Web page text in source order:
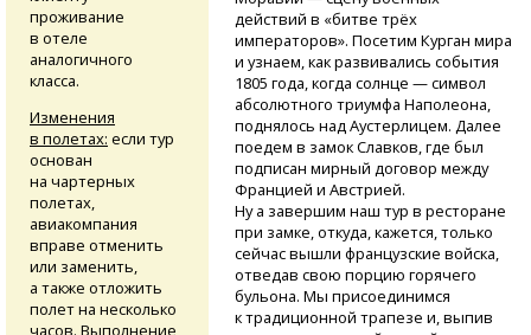
действий в «битве трёх
императоров». Посетим Курган мира
и узнаем, как развивались события
1805 года, когда солнце — символ
абсолютного триумфа Наполеона,
поднялось над Аустерлицем. Далее
поедем в замок Славков, где был
подписан мирный договор между
Францией и Австрией.
Ну а завершим наш тур в ресторане
при замке, откуда, кажется, только
сейчас вышли французские войска,
отведав свою порцию горячего
бульона. Мы присоединимся
к традиционной трапезе и, выпив
проживание
в отеле
аналогичного
класса.
Изменения
в полетах: если тур
основан
на чартерных
полетах,
авиакомпания
вправе отменить
или заменить,
а также отложить
полет на несколько
часов. Выполнение